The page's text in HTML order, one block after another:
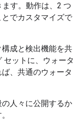
す。動作は、2 つ
でカスタマイズで
成と検出機能を共
セットに、ウォータ
、共通のウォータ
人々に公開するか